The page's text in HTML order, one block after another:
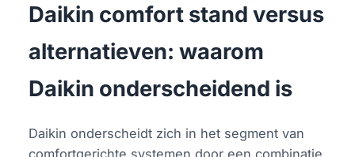
Daikin comfort stand versus
alternatieven: waarom
Daikin onderscheidend is
Daikin onderscheidt zich in het segment van
comfortgerichte systemen door een combinatie